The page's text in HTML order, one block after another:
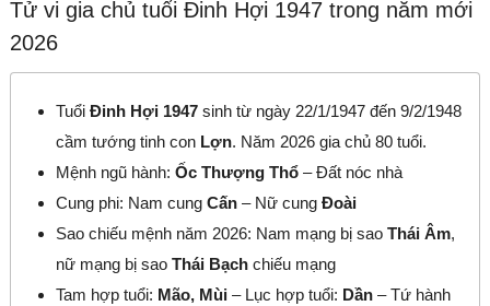
Tử vi gia chủ tuổi Đinh Hợi 1947 trong năm mới
2026
TuổiĐinh Hợi 1947 sinh từ ngày 22/1/1947 đến 9/2/1948
cầm tướng tinh con Lợn. Năm 2026 gia chủ 80 tuổi.
Mệnh ngũ hành:Ốc Thượng Thổ – Đất nóc nhà
Cung phi: Nam cungCấn – Nữ cungĐoài
Sao chiếu mệnh năm 2026: Nam mạng bị saoThái Âm,
nữ mạng bị saoThái Bạch chiếu mạng
Tam hợp tuổi: Mão, Mùi – Lục hợp tuổi: Dần – Tứ hành